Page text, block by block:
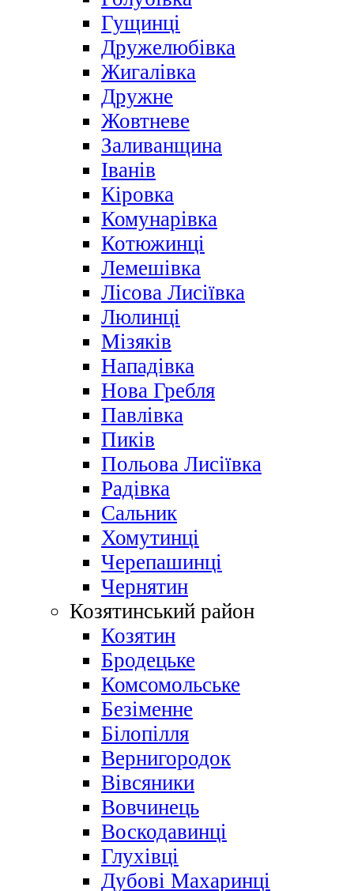
Гущинці
Дружелюбівка
Жигалівка
Дружне
Жовтневе
Заливанщина
Іванів
Кіровка
Комунарівка
Котюжинці
Лемешівка
Лісова Лисіївка
Люлинці
Мізяків
Нападівка
Нова Гребля
Павлівка
Пиків
Польова Лисіївка
Радівка
Сальник
Хомутинці
Черепашинці
Чернятин
Козятинський район
Козятин
Бродецьке
Комсомольське
Безіменне
Білопілля
Вернигородок
Вівсяники
Вовчинець
Воскодавинці
Глухівці
Дубові Махаринці